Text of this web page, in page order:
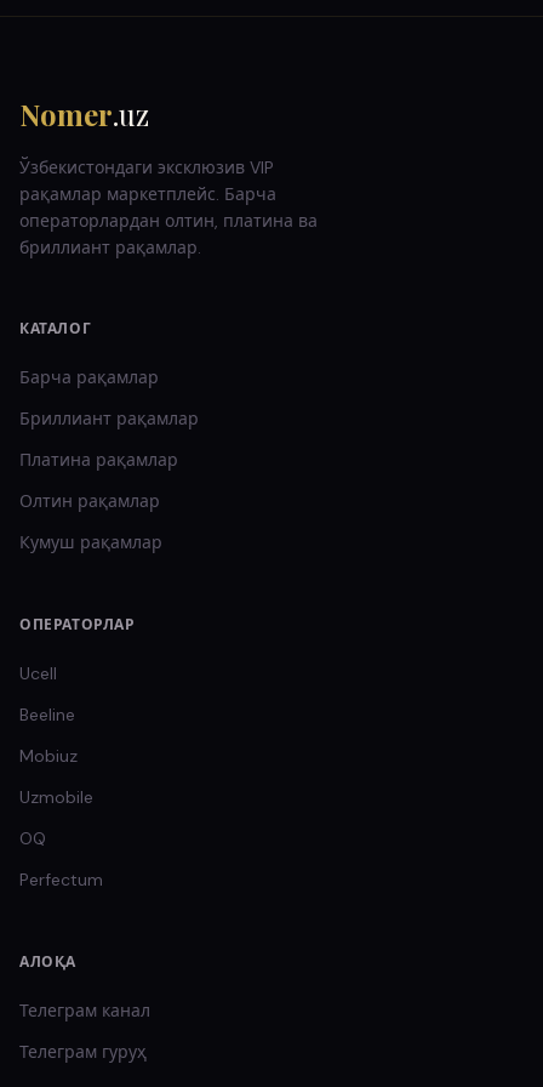
Nomer.uz
Ўзбекистондаги эксклюзив VIP
рақамлар маркетплейс. Барча
операторлардан олтин, платина ва
бриллиант рақамлар.
КАТАЛОГ
Барча рақамлар
Бриллиант рақамлар
Платина рақамлар
Олтин рақамлар
Кумуш рақамлар
ОПЕРАТОРЛАР
Ucell
Beeline
Mobiuz
Uzmobile
OQ
Perfectum
АЛОҚА
Телеграм канал
Телеграм гуруҳ